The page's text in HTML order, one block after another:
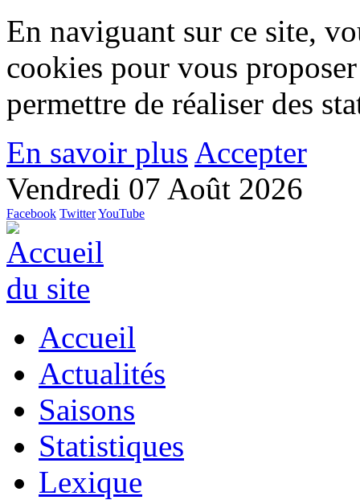
En naviguant sur ce site,
cookies pour vous
permettre de réaliser des
En savoir plus Accepter
Vendredi 07 Août 2026
Facebook TwitterYouTube
Accueil
Actualités
Saisons
Statistiques
Lexique